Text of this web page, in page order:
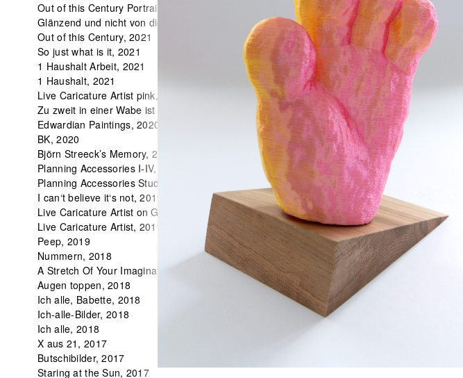
Out of this Century Portrait, 2022
Glänzend und nicht von dieser Welt, 2022
Out of this Century, 2021
So just what is it, 2021
1 Haushalt Arbeit, 2021
1 Haushalt, 2021
Live Caricature Artist pink, 2020
Zu zweit in einer Wabe ist es viel schöner, 2020
Edwardian Paintings, 2020
BK, 2020
Björn Streeck’s Memory, 2019
Planning Accessories I-IV, 2019
Planning Accessories Studies, 2019
I can‘t believe it‘s not, 2019
Live Caricature Artist on Glassine, 2019
Live Caricature Artist, 2019
Peep, 2019
Nummern, 2018
A Stretch Of Your Imagination, 2018
Augen toppen, 2018
Ich alle, Babette, 2018
Ich-alle-Bilder, 2018
Ich alle, 2018
X aus 21, 2017
Butschibilder, 2017
Staring at the Sun, 2017